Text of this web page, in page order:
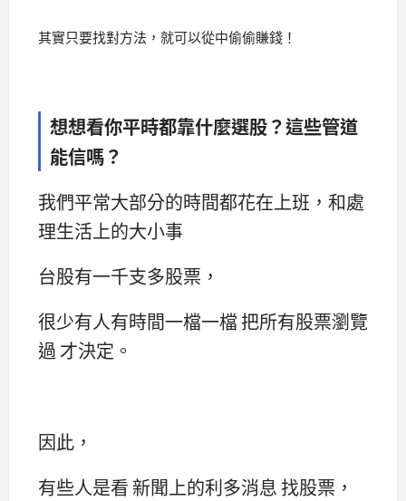
其實只要找對方法，就可以從中偷偷賺錢！
想想看你平時都靠什麼選股？這些管道
能信嗎？
我們平常大部分的時間都花在上班，和處
理生活上的大小事
台股有一千支多股票，
很少有人有時間一檔一檔 把所有股票瀏覽
過 才決定。
因此，
有些人是看 新聞上的利多消息 找股票，